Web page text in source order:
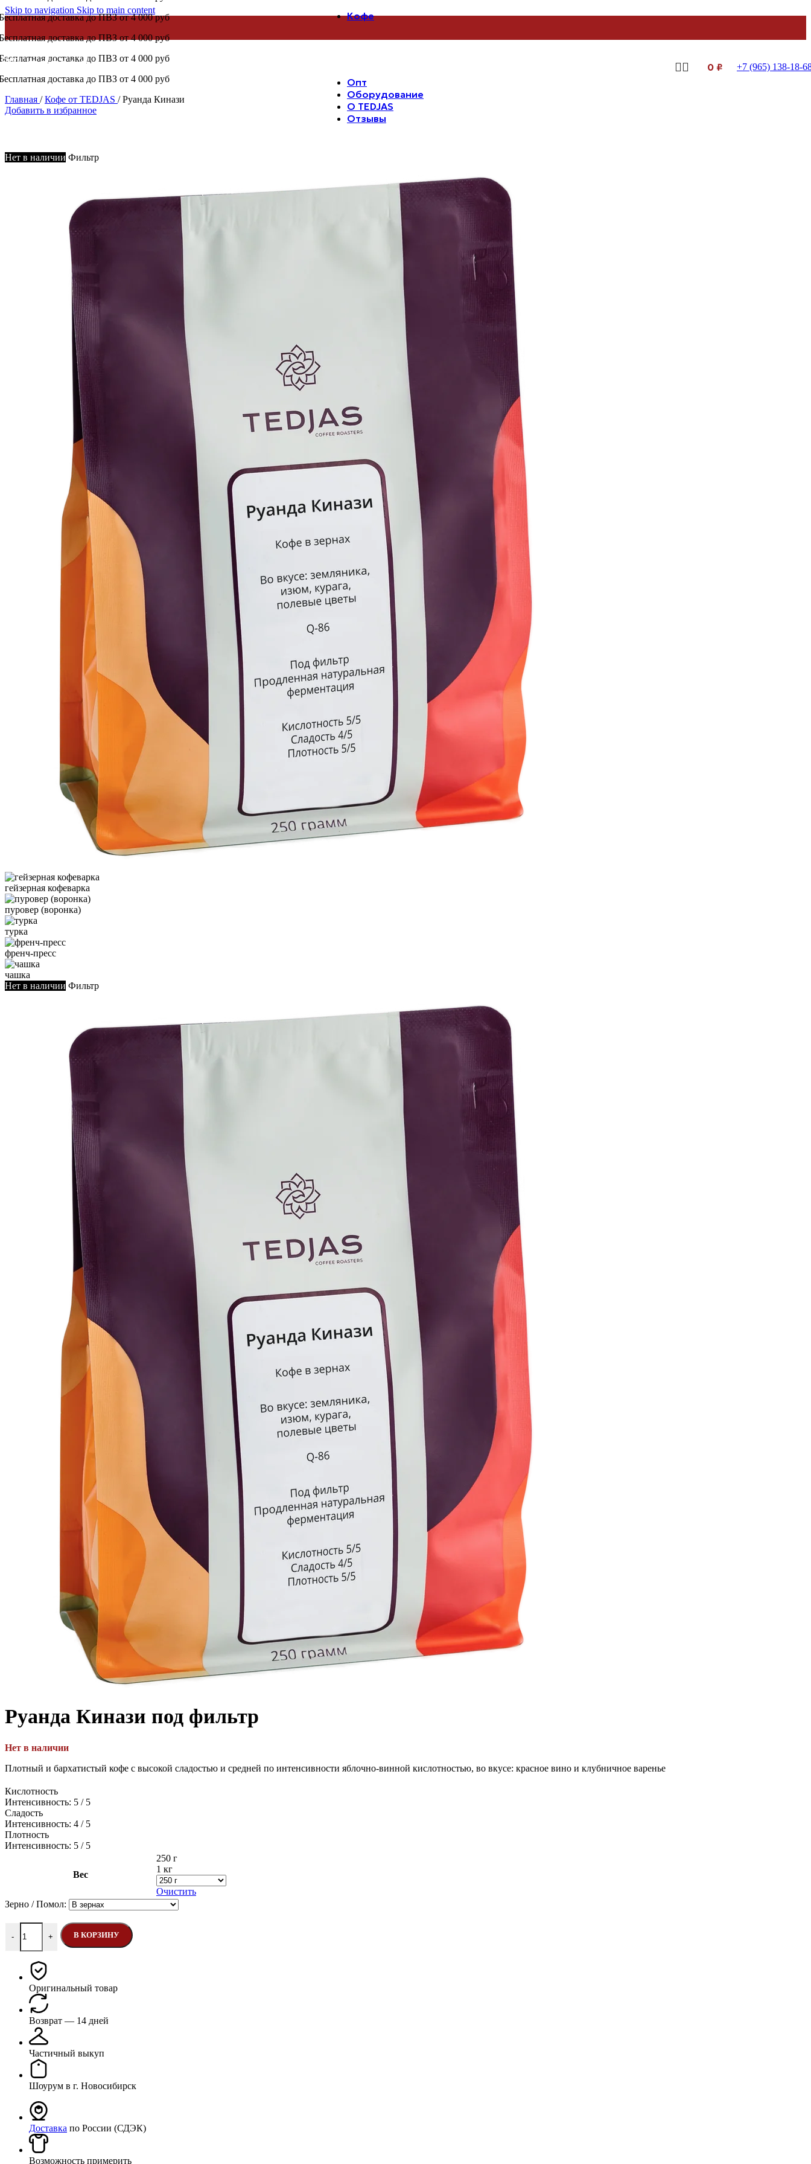
Skip to navigation Skip to main content
доставка до ПВЗ от 4 000 руб
доставка до ПВЗ от 4 000 руб
доставка до ПВЗ от 4 000 руб
доставка до ПВЗ от 4 000 руб
Кофе
Под эспрессо
Опт
Оборудование
О TEDJAS
Отзывы
0 ₽ +7 (965) 138-18-
Главная / Кофе от TEDJAS / Руанда Кинази
Добавить в избранное
Нет в наличии Фильтр
гейзерная кофеварка
пуровер (воронка)
турка
френч-пресс
чашка
Нет в наличии Фильтр
Руанда Кинази под фильтр
Нет в наличии
Плотный и бархатистый кофе с высокой сладостью и средней по интенсивности яблочно-винной кислотностью, во вкусе: красное вино и клубничное варенье
Кислотность
Интенсивность: 5 / 5
Сладость
Интенсивность: 4 / 5
Плотность
Интенсивность: 5 / 5
Вес
250 г
1 кг
Очистить
Зерно / Помол:
-
Количество товара Руанда Кинази
+ В КОРЗИНУ
Оригинальный товар
Возврат — 14 дней
Частичный выкуп
Шоурум в г. Новосибирск
Доставка по России (СДЭК)
Возможность примерить